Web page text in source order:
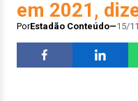
em 2021,
PorEstadão Conteúdo 15/